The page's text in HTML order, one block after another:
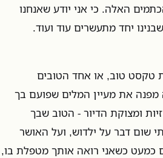
האלה. כי אני יודע שאנחנו
יחד מתעשרים עוד ועוד.
טקסט טוב, או אחד הטובים
את מעיין המלים שפועם בך
ומצוקת הדיור - הטוב שבך
שום דבר על ילדוש, ועל האושר
כמעט כשאני רואה אותך מטפלת בו,